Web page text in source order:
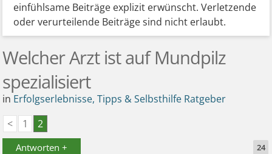
einfühlsame Beiträge explizit erwünscht. Verletzende
oder verurteilende Beiträge sind nicht erlaubt.
Welcher Arzt ist auf Mundpilz
spezialisiert
in Erfolgserlebnisse, Tipps & Selbsthilfe Ratgeber
<
1 2
Antworten + 24